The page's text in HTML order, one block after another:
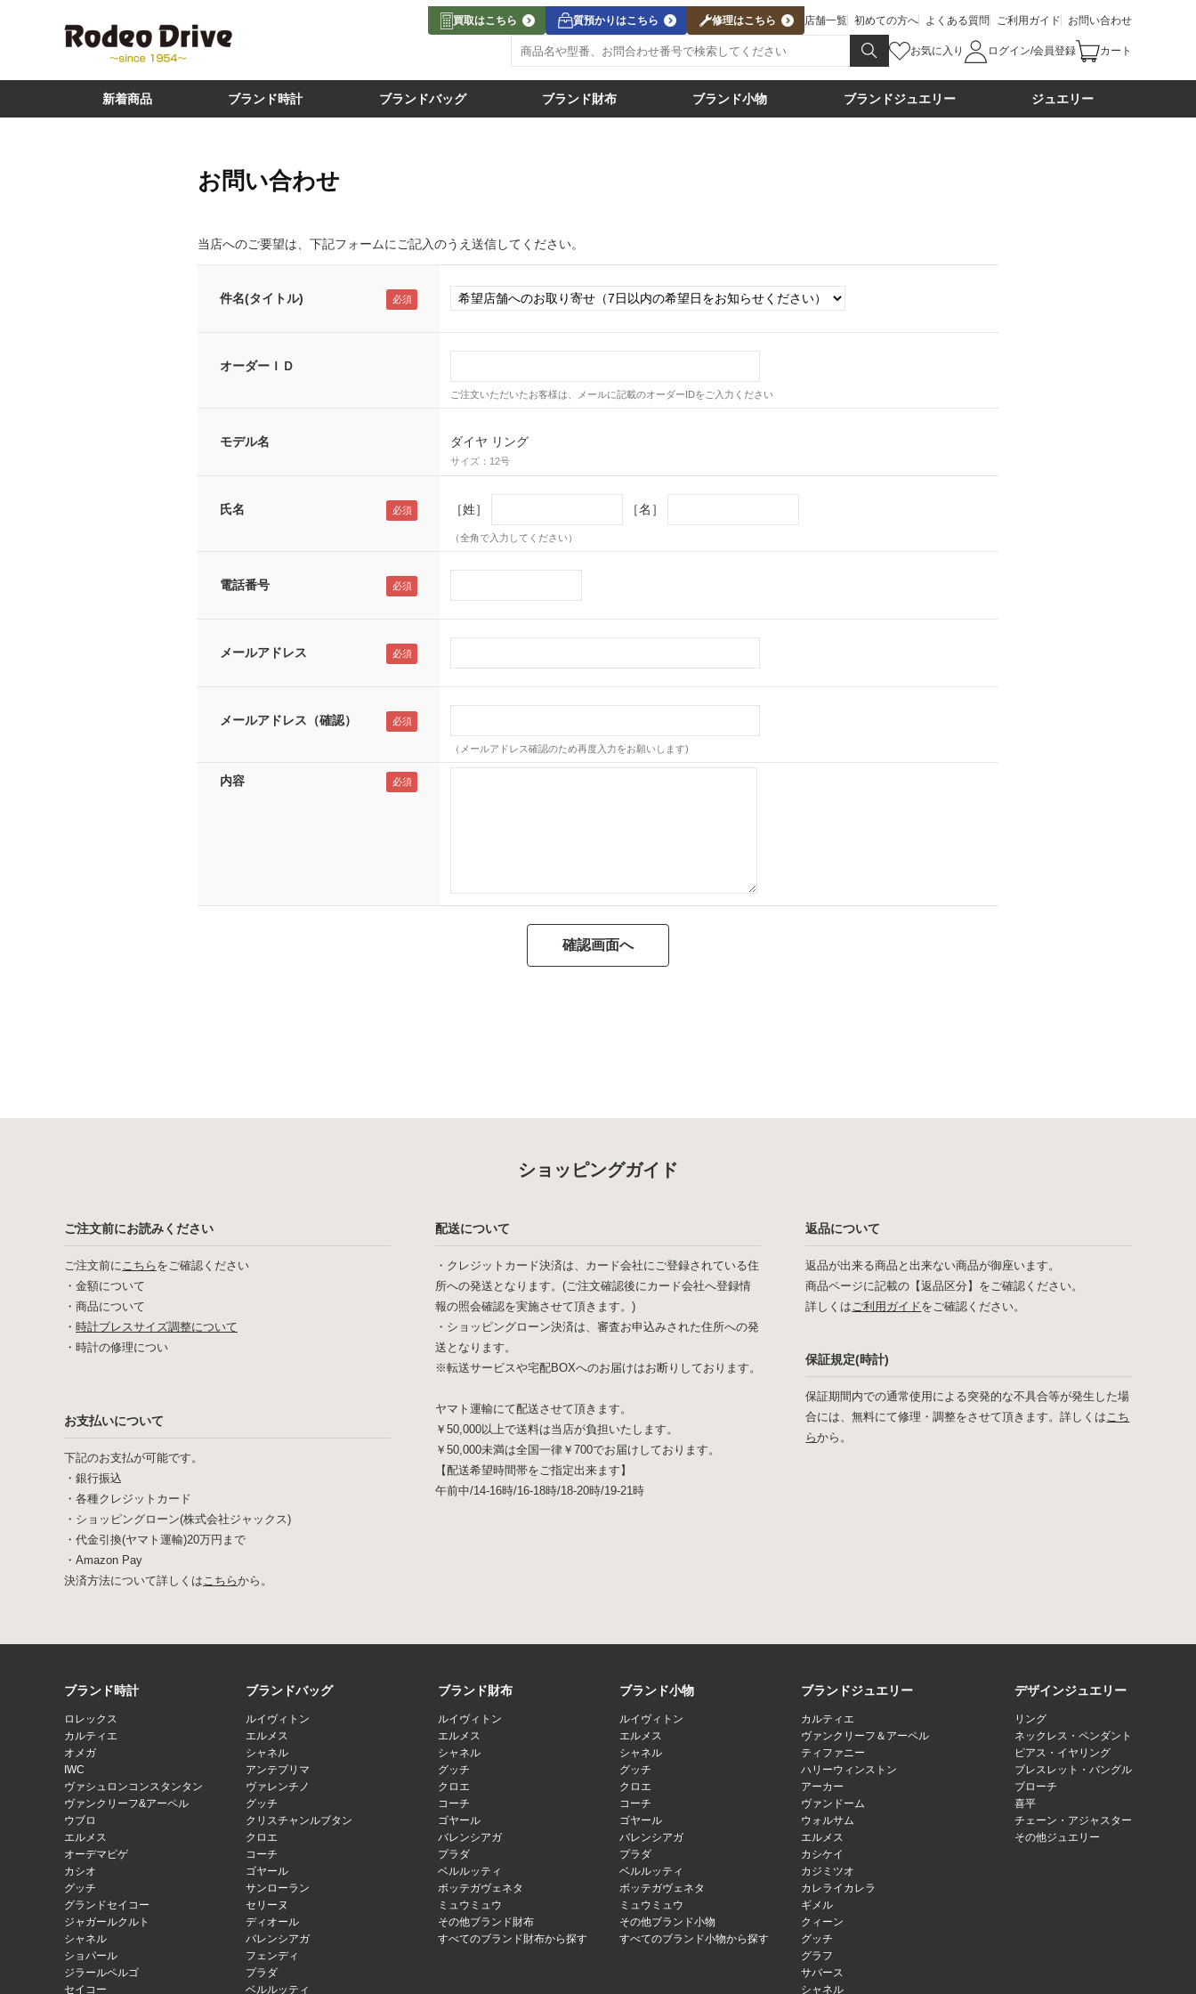
買取はこちら 質預かりはこちら 修理はこちら 店舗一覧 初めての方へ よくある質問 ご利用ガイド お問い合わせ
お気に入り ログイン/会員登録 カート
新着商品 ブランド時計 ブランドバッグ ブランド財布 ブランド小物 ブランドジュエリー ジュエリー
お問い合わせ
当店へのご要望は、下記フォームにご記入のうえ送信してください。
件名(タイトル)
オーダーＩＤ
ご注文いただいたお客様は、メールに記載のオーダーIDをご入力ください
モデル名 ダイヤ リング
サイズ：12号
氏名 ［姓］ ［名］
（全角で入力してください）
電話番号
メールアドレス
メールアドレス（確認）
（メールアドレス確認のため再度入力をお願いします)
内容
ショッピングガイド
ご注文前にお読みください
ご注文前にこちら をご確認ください
・ 金額について
・ 商品について
・ 時計ブレスサイズ調整について
・ 時計の修理につい
お支払いについて
下記のお支払が可能です。
・銀行振込
・各種クレジットカード
・ショッピングローン(株式会社ジャックス)
・代金引換(ヤマト運輸)20万円まで
・Amazon Pay
決済方法について詳しくはこちらから。
配送について
・クレジットカード決済は、カード会社にご登録されている住
所への発送となります。(ご注文確認後にカード会社へ登録情
報の照会確認を実施させて頂きます。)
・ショッピングローン決済は、審査お申込みされた住所への発
送となります。
※転送サービスや宅配BOXへのお届けはお断りしております。
ヤマト運輸にて配送させて頂きます。
￥50,000以上で送料は当店が負担いたします。
￥50,000未満は全国一律￥700でお届けしております。
【配送希望時間帯をご指定出来ます】
午前中/14-16時/16-18時/18-20時/19-21時
返品について
返品が出来る商品と出来ない商品が御座います。
商品ページに記載の【返品区分】をご確認ください。
詳しくはご利用ガイドをご確認ください。
保証規定(時計)
保証期間内での通常使用による突発的な不具合等が発生した場
合には、無料にて修理・調整をさせて頂きます。詳しくはこち
らから。
ブランド時計
ロレックス
カルティエ
オメガ
IWC
ヴァシュロンコンスタンタン
ヴァンクリーフ&アーペル
ウブロ
エルメス
オーデマピゲ
カシオ
グッチ
グランドセイコー
ジャガールクルト
シャネル
ショパール
ジラールペルゴ
セイコー
ブランドバッグ
ルイヴィトン
エルメス
シャネル
アンテプリマ
ヴァレンチノ
グッチ
クリスチャンルブタン
クロエ
コーチ
ゴヤール
サンローラン
セリーヌ
ディオール
バレンシアガ
フェンディ
プラダ
ベルルッティ
ブランド財布
ルイヴィトン
エルメス
シャネル
グッチ
クロエ
コーチ
ゴヤール
バレンシアガ
プラダ
ベルルッティ
ボッテガヴェネタ
ミュウミュウ
その他ブランド財布
すべてのブランド財布から探す
ブランド小物
ルイヴィトン
エルメス
シャネル
グッチ
クロエ
コーチ
ゴヤール
バレンシアガ
プラダ
ベルルッティ
ボッテガヴェネタ
ミュウミュウ
その他ブランド小物
すべてのブランド小物から探す
ブランドジュエリー
カルティエ
ヴァンクリーフ＆アーペル
ティファニー
ハリーウィンストン
アーカー
ヴァンドーム
ウォルサム
エルメス
カシケイ
カジミツオ
カレライカレラ
ギメル
クィーン
グッチ
グラフ
サバース
シャネル
デザインジュエリー
リング
ネックレス・ペンダント
ピアス・イヤリング
ブレスレット・バングル
ブローチ
喜平
チェーン・アジャスター
その他ジュエリー